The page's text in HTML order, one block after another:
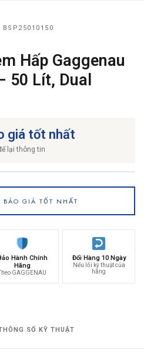
BSP25010150
Hấp Gaggenau
50 Lít, Dual
giá tốt nhất
lại thông tin
BÁO GIÁ TỐT NHẤT
Hành Chính
Hãng
GAGGENAU
Đổi Hàng 10 Ngày
Nếu lỗi kỹ thuật của
hãng
SỐ KỸ THUẬT